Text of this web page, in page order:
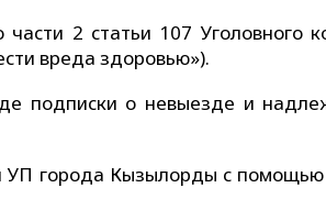
2 статьи 107 Уголовного
вреда здоровью»).
подписки о невыезде и
УП города Кызылорды с